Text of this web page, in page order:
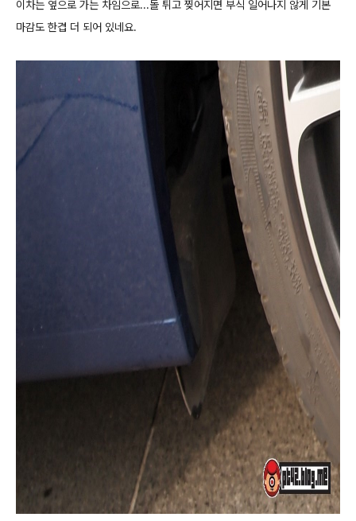
이차는 옆으로 가는 차임으로...돌 튀고 찢어지면 부식 일어나지 않게 기본
마감도 한겹 더 되어 있네요.